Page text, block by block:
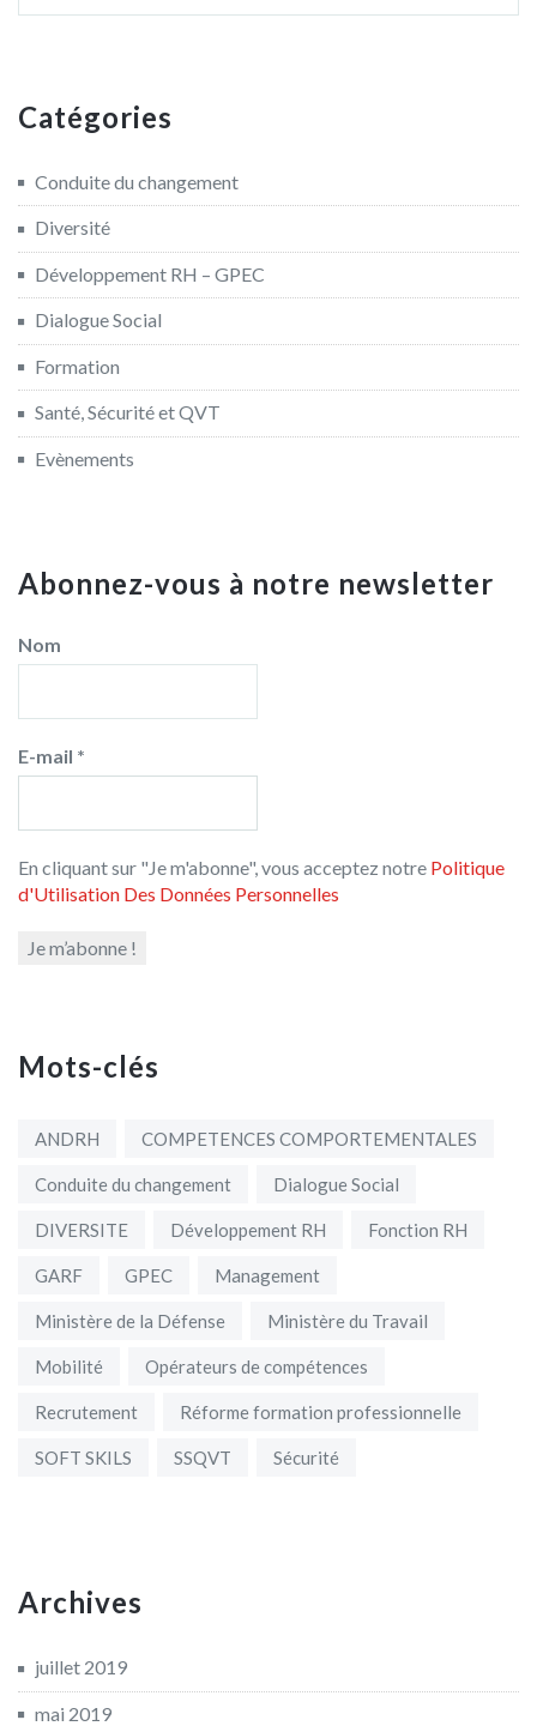
Catégories
Conduite du changement
Diversité
Développement RH – GPEC
Dialogue Social
Formation
Santé, Sécurité et QVT
Evènements
Abonnez-vous à notre newsletter
Nom
E-mail *
En cliquant sur "Je m'abonne", vous acceptez notre Politique
d'Utilisation Des Données Personnelles
Mots-clés
ANDRH COMPETENCES COMPORTEMENTALES
Conduite du changement Dialogue Social
DIVERSITE Développement RH Fonction RH
GARF GPEC Management
Ministère de la Défense Ministère du Travail
Mobilité Opérateurs de compétences
Recrutement Réforme formation professionnelle
SOFT SKILS SSQVT Sécurité
Archives
juillet 2019
mai 2019